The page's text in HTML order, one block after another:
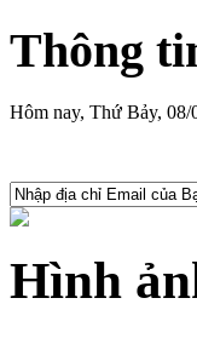
Thông
Hôm nay, Thứ Bảy, 08/
Hình